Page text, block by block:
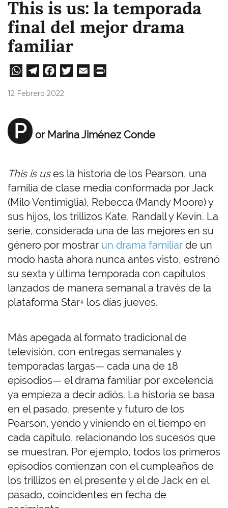
This is us: la temporada
final del mejor drama
familiar
W
A
pp
Te
m
Fa
12 Febrero 2022
P or Marina Jiménez Conde
This is uses la historia de los Pearson, una
familia de clase media conformada por Jack
(Milo Ventimiglia), Rebecca (Mandy Moore) y
sus hijos, los trillizos Kate, Randall y Kevin. La
serie, considerada una de las mejores en su
género por mostrar un drama familiar de un
modo hasta ahora nunca antes visto, estrenó
su sexta y última temporada con capítulos
lanzados de manera semanal a través de la
plataforma Star+ los días jueves.
Más apegada al formato tradicional de
televisión, con entregas semanales y
temporadas largas— cada una de 18
episodios— el drama familiar por excelencia
ya empieza a decir adiós. La historia se basa
en el pasado, presente y futuro de los
Pearson, yendo y viniendo en el tiempo en
cada capítulo, relacionando los sucesos que
se muestran. Por ejemplo, todos los primeros
episodios comienzan con el cumpleaños de
los trillizos en el presente y el de Jack en el
pasado, coincidentes en fecha de